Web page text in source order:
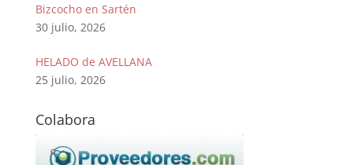
Bizcocho en Sartén
30 julio, 2026
HELADO de AVELLANA
25 julio, 2026
Colabora